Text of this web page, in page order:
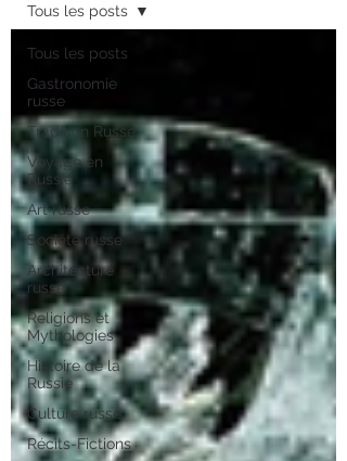
Tous les posts
Gastronomie
russe
Tradition Russe
Voyage en
Russie
Art russe
Société russe
Architecture
russe
Religions et
Mythologies
Histoire de la
Russie
Culture russe
Récits-Fictions
Tous les posts